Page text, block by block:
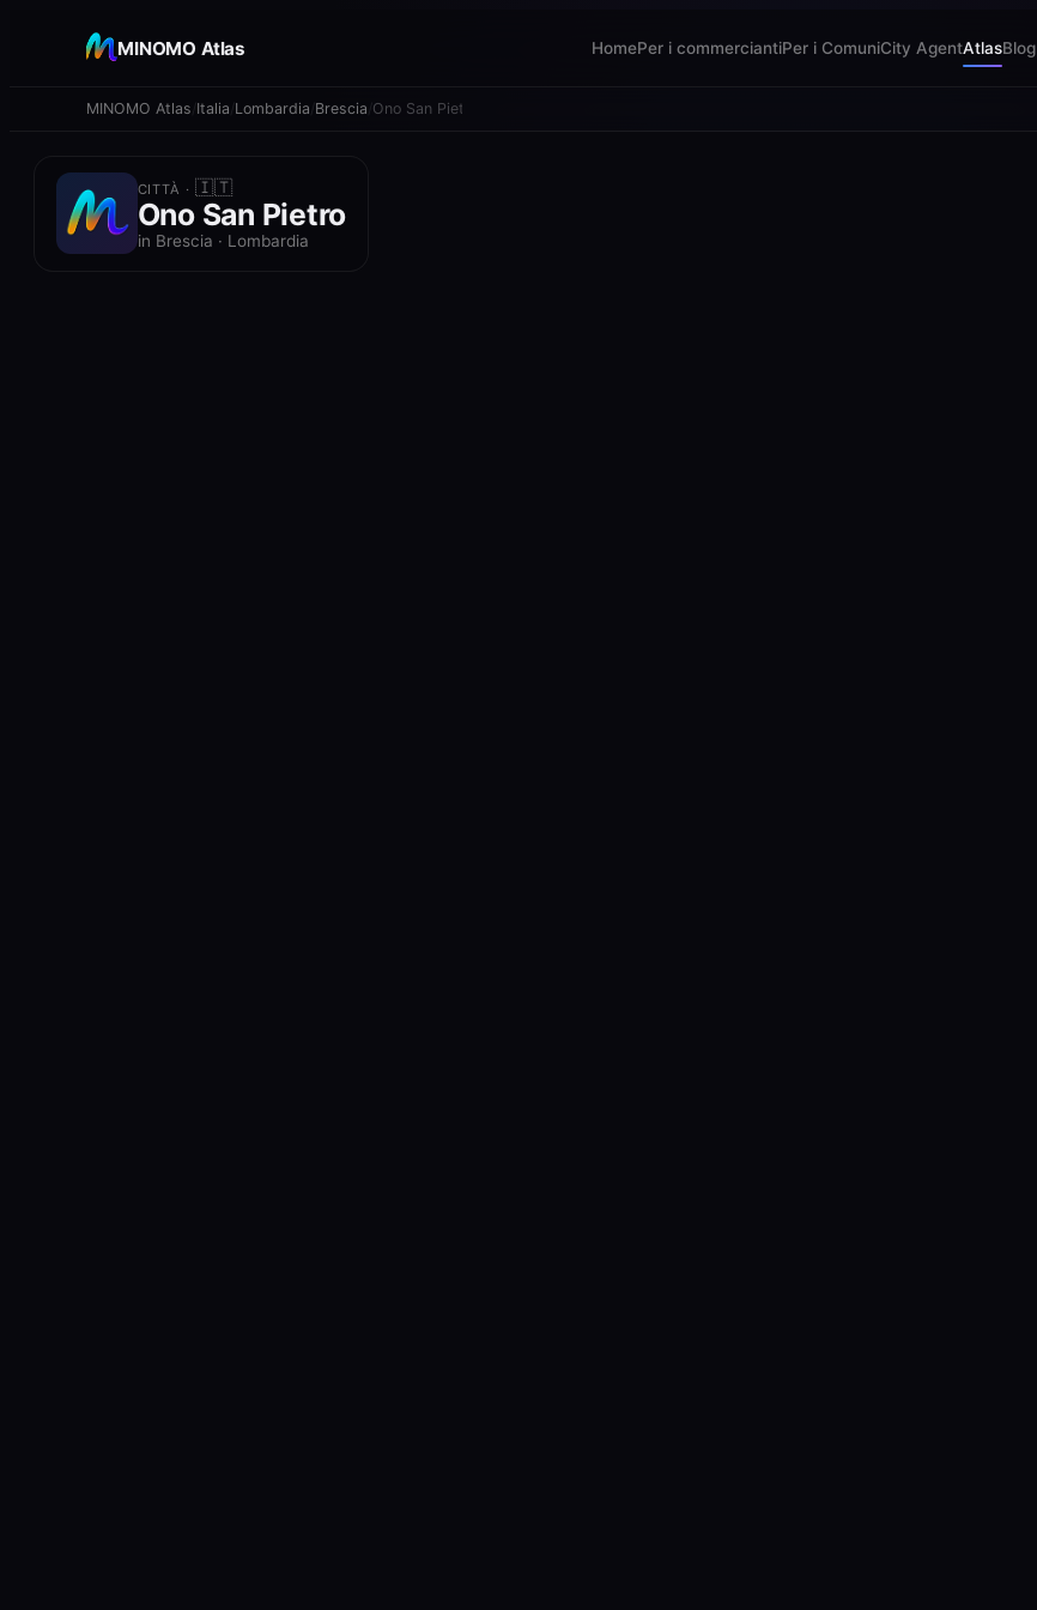
MINOMO Atlas HomePer i commerciantiPer i ComuniCity AgentAtlasBlog
MINOMO Atlas Italia Lombardia Brescia Ono San Pietro
CITTÀ · 🇮🇹
Ono San Pietro
in Brescia · Lombardia